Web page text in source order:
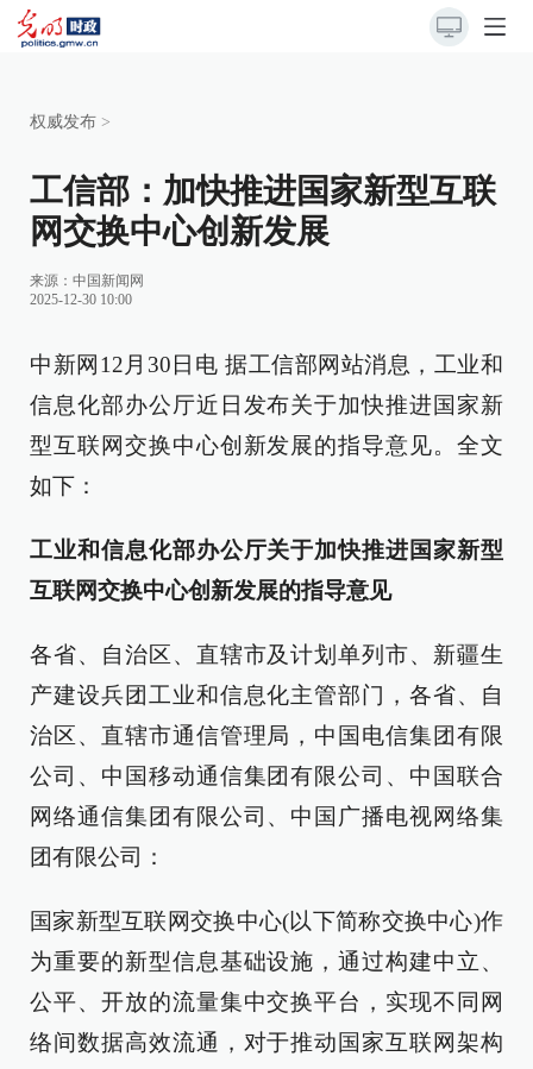
权威发布 >
工信部：加快推进国家新型互联
网交换中心创新发展
来源： 中国新闻网
2025-12-30 10:00
中新网12月30日电 据工信部网站消息，工业和
信息化部办公厅近日发布关于加快推进国家新
型互联网交换中心创新发展的指导意见。全文
如下：
工业和信息化部办公厅关于加快推进国家新型
互联网交换中心创新发展的指导意见
各省、自治区、直辖市及计划单列市、新疆生
产建设兵团工业和信息化主管部门，各省、自
治区、直辖市通信管理局，中国电信集团有限
公司、中国移动通信集团有限公司、中国联合
网络通信集团有限公司、中国广播电视网络集
团有限公司：
国家新型互联网交换中心(以下简称交换中心)作
为重要的新型信息基础设施，通过构建中立、
公平、开放的流量集中交换平台，实现不同网
络间数据高效流通，对于推动国家互联网架构